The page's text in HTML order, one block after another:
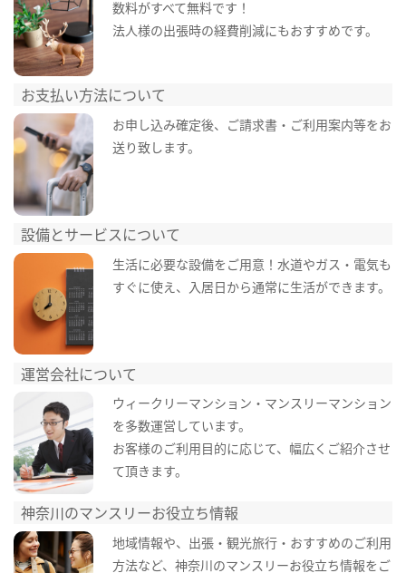
数料がすべて無料です！
法人様の出張時の経費削減にもおすすめです。
お支払い方法について
お申し込み確定後、ご請求書・ご利用案内等をお
送り致します。
設備とサービスについて
生活に必要な設備をご用意！水道やガス・電気も
すぐに使え、入居日から通常に生活ができます。
運営会社について
ウィークリーマンション・マンスリーマンション
を多数運営しています。
お客様のご利用目的に応じて、幅広くご紹介させ
て頂きます。
神奈川のマンスリーお役立ち情報
地域情報や、出張・観光旅行・おすすめのご利用
方法など、神奈川のマンスリーお役立ち情報をご